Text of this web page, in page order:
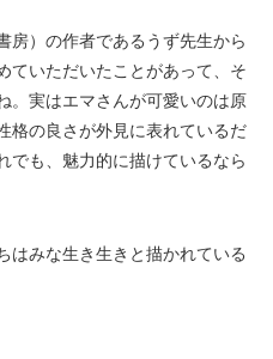
房）の作者であるうず先生から
ていただいたことがあって、そ
。実はエマさんが可愛いのは原
格の良さが外見に表れているだ
でも、魅力的に描けているなら
みな生き生きと描かれている